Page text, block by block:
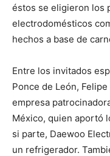
éstos se eligieron los
electrodomésticos
hechos a base de
Entre los invitados
Ponce de León,
empresa
México, quien aportó
si parte, Daewoo
un refrigerador.